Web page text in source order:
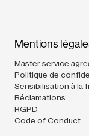
Mentions
Master service
Politique de
Sensibilisation à la
Réclamations
RGPD
Code of Conduct